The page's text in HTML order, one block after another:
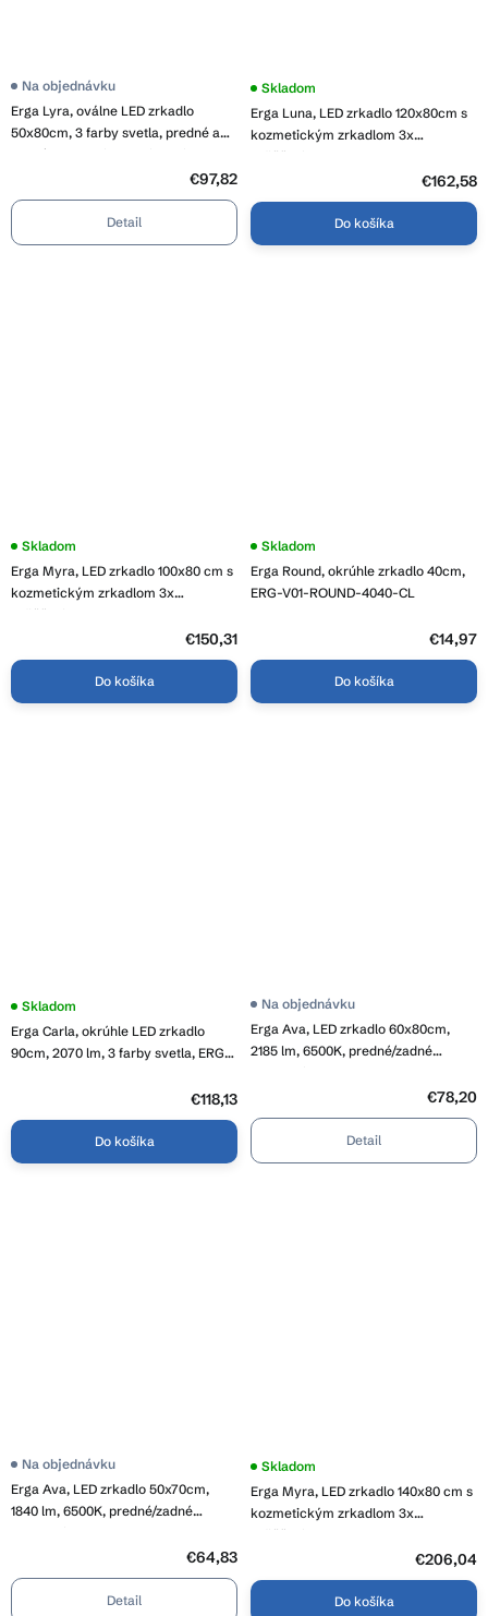
Erga Lyra, oválne LED zrkadlo
50x80cm, 3 farby svetla, predné a
zadné osvetlenie, vyhrievacia
podložka proti zapareniu, ERG-V01-
Lyra-5080-CL
Priemerné
produktu
je
Na objednávku
€97,82
Detail
Erga Luna, LED zrkadlo 120x80cm s
kozmetickým zrkadlom 3x
zväčšenie, 3105 lm, 6500K,
predné/zadné osvetlenie, ERG-V01-
124-1280-00
Priemerné
produktu
je
Skladom
€162,58
Do košíka
Erga Myra, LED zrkadlo 100x80 cm s
kozmetickým zrkadlom 3x
zväčšenie, 4114 lm, 3 farby svetla,
zadné osvetlenie, ERG-V01-MYRA-
1080-00
Skladom
€150,31
Do košíka
Erga Round, okrúhle zrkadlo 40cm,
ERG-V01-ROUND-4040-CL
Skladom
€14,97
Do košíka
Erga Carla, okrúhle LED zrkadlo
90cm, 2070 lm, 3 farby svetla, ERG-
Priemerné
produktu
je
Skladom
€118,13
Do košíka
Erga Ava, LED zrkadlo 60x80cm,
2185 lm, 6500K, predné/zadné
Na objednávku
€78,20
Detail
Erga Ava, LED zrkadlo 50x70cm,
1840 lm, 6500K, predné/zadné
Na objednávku
€64,83
Detail
Erga Myra, LED zrkadlo 140x80 cm s
kozmetickým zrkadlom 3x
zväčšenie, 5082 lm, 3 farby svetla,
zadné osvetlenie, ERG-V01-MYRA-
1480-00
Priemerné
produktu
je
Skladom
€206,04
Do košíka